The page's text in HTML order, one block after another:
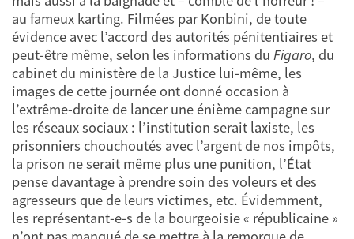
au fameux karting. Filmées par Konbini, de toute
évidence avec l’accord des autorités pénitentiaires et
peut-être même, selon les informations du Figaro, du
cabinet du ministère de la Justice lui-même, les
images de cette journée ont donné occasion à
l’extrême-droite de lancer une énième campagne sur
les réseaux sociaux : l’institution serait laxiste, les
prisonniers chouchoutés avec l’argent de nos impôts,
la prison ne serait même plus une punition, l’État
pense davantage à prendre soin des voleurs et des
agresseurs que de leurs victimes, etc. Évidemment,
les représentant-e-s de la bourgeoisie « républicaine »